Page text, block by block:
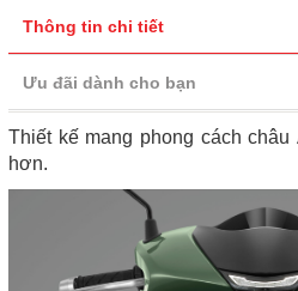
Thông tin chi tiết
Ưu đãi dành cho bạn
Thiết kế mang phong cách
hơn.